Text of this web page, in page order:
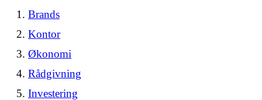
Brands
Kontor
Økonomi
Rådgivning
Investering